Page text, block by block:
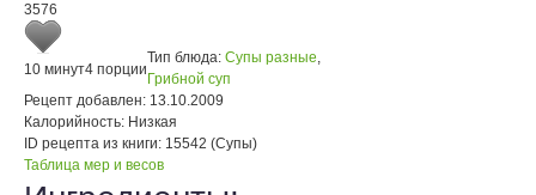
3576
10 минут4 порции
Тип блюда: Супы разные,
Грибной суп
Рецепт добавлен: 13.10.2009
Калорийность: Низкая
ID рецепта из книги: 15542 (Супы)
Таблица мер и весов